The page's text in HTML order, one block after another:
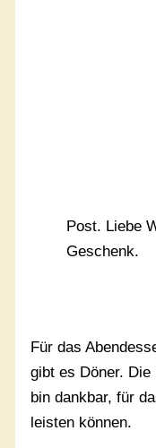
Post. Liebe
Geschenk.
Für das
gibt es Döner.
bin dankbar, für
leisten können.